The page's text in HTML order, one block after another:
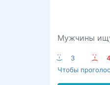
Мужчины
:-) 3 :-(
4
Чтобы